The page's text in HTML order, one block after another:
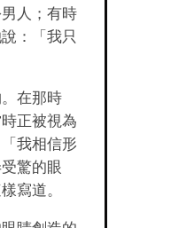
人；有時
：「我只
在那時
正被視為
我相信形
驚的眼
寫道。